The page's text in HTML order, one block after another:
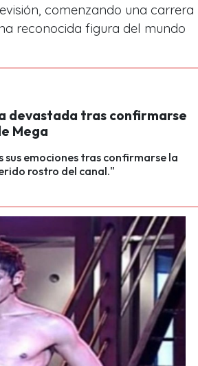
comenzando una carrera
reconocida figura del mundo
devastada tras confirmarse
Mega
emociones tras confirmarse la
rostro del canal."